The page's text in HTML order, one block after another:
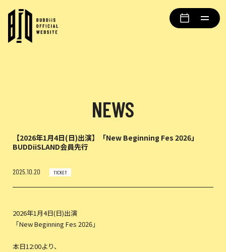
NEWS
【2026年1月4日(日)出演】「New Beginning Fes 2026」
BUDDiiSLAND会員先行
2025.10.20 TICKET
2026年1月4日(日)出演
「New Beginning Fes 2026」
本日12:00より、